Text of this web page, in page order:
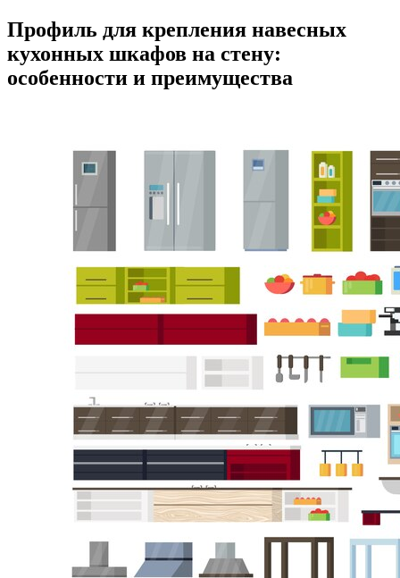
Профиль для крепления навесных
кухонных шкафов на стену:
особенности и преимущества